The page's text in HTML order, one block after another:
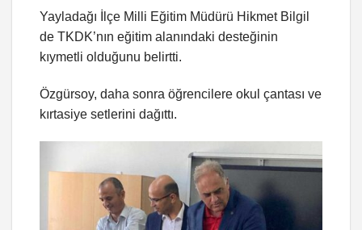
Yayladağı İlçe Milli Eğitim Müdürü Hikmet Bilgil
de TKDK’nın eğitim alanındaki desteğinin
kıymetli olduğunu belirtti.
Özgürsoy, daha sonra öğrencilere okul çantası ve
kırtasiye setlerini dağıttı.